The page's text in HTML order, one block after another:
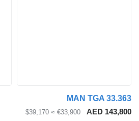
MAN TGA
AED
€33,900
≈ $39,170